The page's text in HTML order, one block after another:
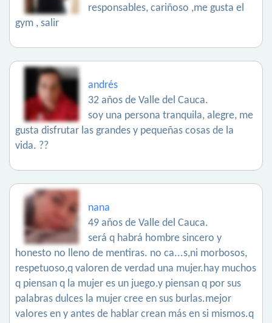
responsables, cariñoso ,me gusta el
gym , salir
andrés
32 años de Valle del Cauca.
soy una persona tranquila, alegre, me
gusta disfrutar las grandes y pequeñas cosas de la
vida. ??
nana
49 años de Valle del Cauca.
será q habrá hombre sincero y
honesto no lleno de mentiras. no ca...s,ni morbosos,
respetuoso,q valoren de verdad una mujer.hay muchos
q piensan q la mujer es un juego.y piensan q por sus
palabras dulces la mujer cree en sus burlas.mejor
valores en y antes de hablar crean más en si mismos.q